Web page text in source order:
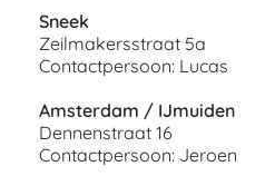
Sneek
Zeilmakersstraat 5a
Contactpersoon: Lucas
Amsterdam / IJmuiden
Dennenstraat 16
Contactpersoon: Jeroen